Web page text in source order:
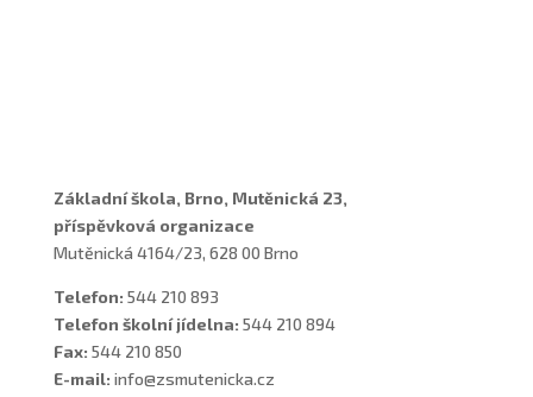
Základní škola, Brno, Mutěnická 23,
příspěvková organizace
Mutěnická 4164/23, 628 00 Brno
Telefon: 544 210 893
Telefon školní jídelna: 544 210 894
Fax: 544 210 850
E-mail: info@zsmutenicka.cz